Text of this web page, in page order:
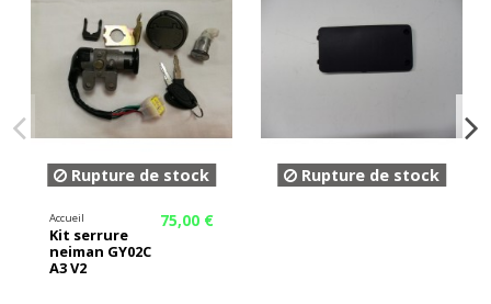
Rupture de stock
Accueil
Kit serrure
neiman GY02C
A3 V2
75,00 €
Rupture de stock